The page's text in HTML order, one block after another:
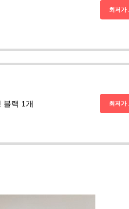
최저가
블랙 1개 최저가